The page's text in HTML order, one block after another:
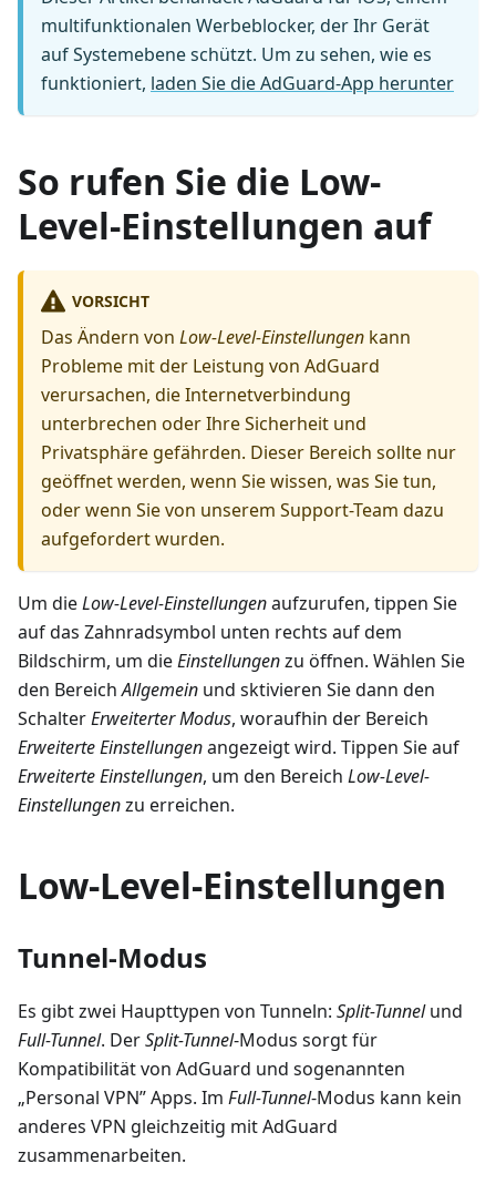
multifunktionalen Werbeblocker, der Ihr Gerät
auf Systemebene schützt. Um zu sehen, wie es
funktioniert, laden Sie die AdGuard-App herunter
So rufen Sie die Low-
Level-Einstellungen auf
VORSICHT
Das Ändern von Low-Level-Einstellungen kann
Probleme mit der Leistung von AdGuard
verursachen, die Internetverbindung
unterbrechen oder Ihre Sicherheit und
Privatsphäre gefährden. Dieser Bereich sollte nur
geöffnet werden, wenn Sie wissen, was Sie tun,
oder wenn Sie von unserem Support-Team dazu
aufgefordert wurden.
Um dieLow-Level-Einstellungenaufzurufen, tippen Sie
auf das Zahnradsymbol unten rechts auf dem
Bildschirm, um dieEinstellungenzu öffnen. Wählen Sie
den BereichAllgemein und sktivieren Sie dann den
SchalterErweiterter Modus, woraufhin der Bereich
Erweiterte Einstellungenangezeigt wird. Tippen Sie auf
Erweiterte Einstellungen, um den Bereich Low-Level-
Einstellungenzu erreichen.
Low-Level-Einstellungen
Tunnel-Modus
Es gibt zwei Haupttypen von Tunneln: Split-Tunnelund
Full-Tunnel. DerSplit-Tunnel-Modus sorgt für
Kompatibilität von AdGuard und sogenannten
„Personal VPN” Apps. Im Full-Tunnel-Modus kann kein
anderes VPN gleichzeitig mit AdGuard
zusammenarbeiten.